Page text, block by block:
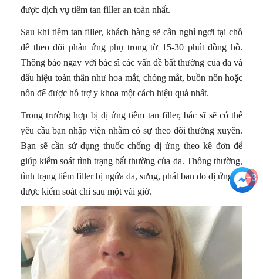
được dịch vụ tiêm tan filler an toàn nhất.
Sau khi tiêm tan filler, khách hàng sẽ cần nghỉ ngơi tại chỗ
để theo dõi phản ứng phụ trong từ 15-30 phút đồng hồ.
Thông báo ngay với bác sĩ các vấn đề bất thường của da và
dấu hiệu toàn thân như hoa mắt, chóng mắt, buồn nôn hoặc
nôn để được hỗ trợ y khoa một cách hiệu quả nhất.
Trong trường hợp bị dị ứng tiêm tan filler, bác sĩ sẽ có thể
yêu cầu bạn nhập viện nhằm có sự theo dõi thường xuyên.
Bạn sẽ cần sử dụng thuốc chống dị ứng theo kê đơn để
giúp kiểm soát tình trạng bất thường của da. Thông thường,
tình trạng tiêm filler bị ngứa da, sưng, phát ban do dị ứng sẽ
được kiểm soát chỉ sau một vài giờ.
+3